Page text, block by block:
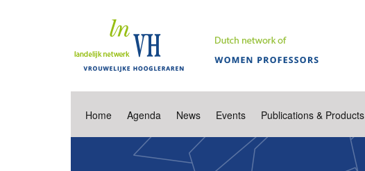
Home Agenda News Events Publications & Products